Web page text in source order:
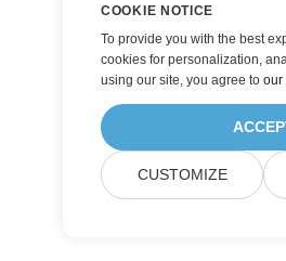
COOKIE NOTICE
To provide you with the best
cookies for personalization,
using our site, you agree to our
CUSTOMIZE